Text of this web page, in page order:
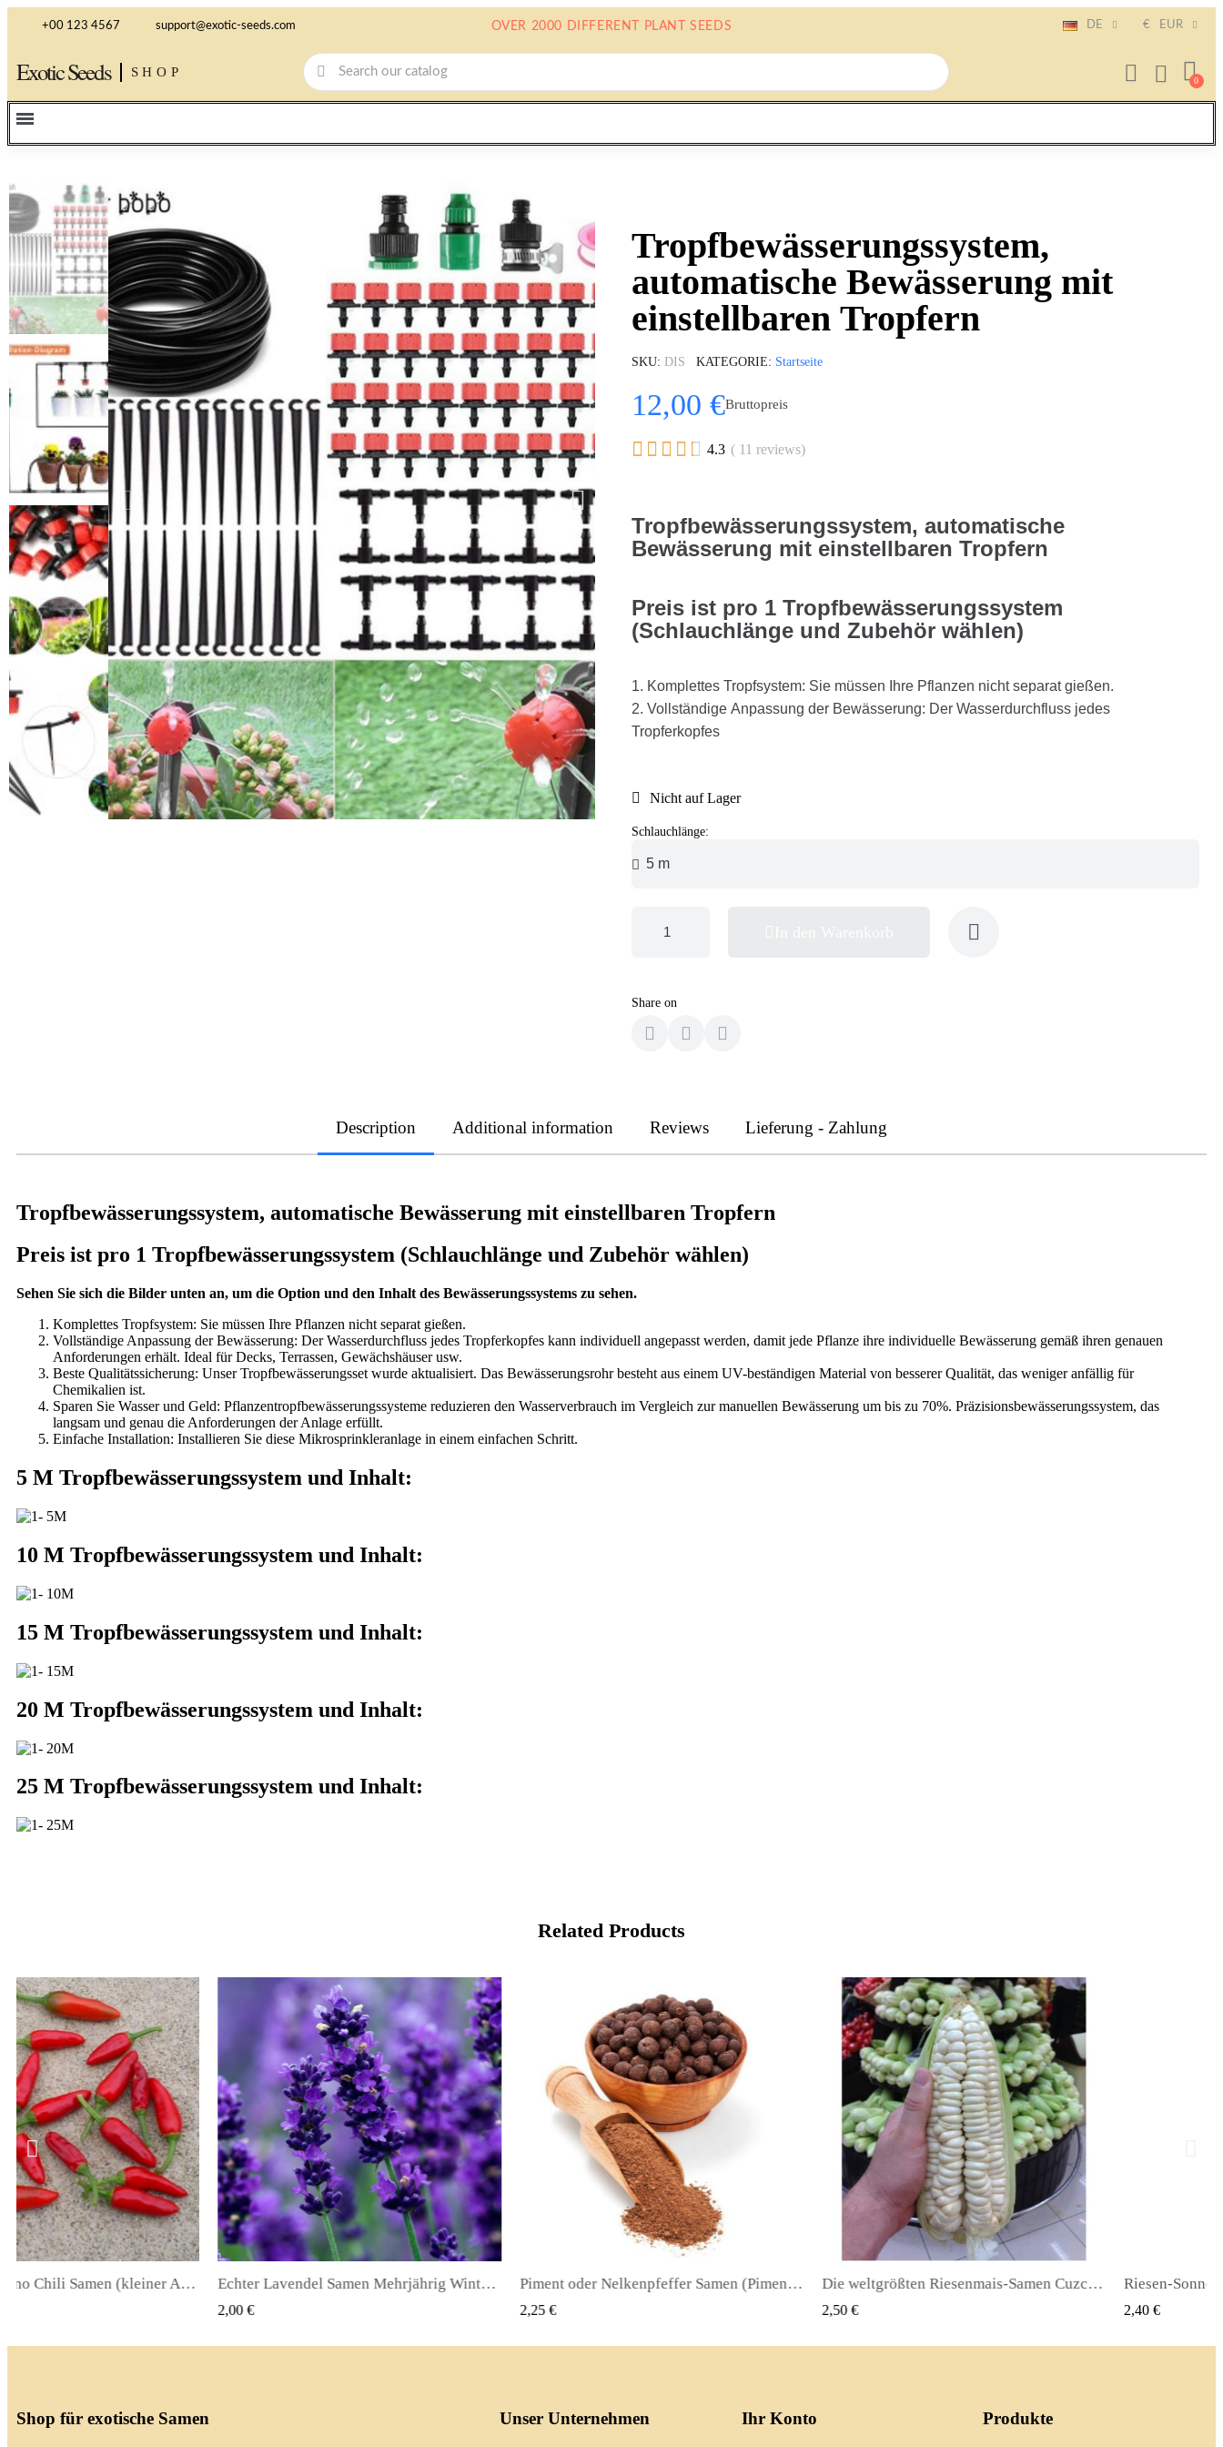
+00 123 4567 support@exotic-seeds.com OVER 2000 DIFFERENT PLANT SEEDS DE € EUR
Exotic Seeds SHOP
Tropfbewässerungssystem,
automatische Bewässerung mit
einstellbaren Tropfern
SKU DIS KATEGORIE Startseite
12,00 €Bruttopreis
     4.3 ( 11 reviews)
Tropfbewässerungssystem, automatische
Bewässerung mit einstellbaren Tropfern
Preis ist pro 1 Tropfbewässerungssystem
(Schlauchlänge und Zubehör wählen)
1. Komplettes Tropfsystem: Sie müssen Ihre Pflanzen nicht separat gießen.
2. Vollständige Anpassung der Bewässerung: Der Wasserdurchfluss jedes
Tropferkopfes
Nicht auf Lager
Schlauchlänge:
Share on
Description Additional information Reviews Lieferung - Zahlung
Tropfbewässerungssystem, automatische Bewässerung mit einstellbaren Tropfern
Preis ist pro 1 Tropfbewässerungssystem (Schlauchlänge und Zubehör wählen)
Sehen Sie sich die Bilder unten an, um die Option und den Inhalt des Bewässerungssystems zu sehen.
Komplettes Tropfsystem: Sie müssen Ihre Pflanzen nicht separat gießen.
Vollständige Anpassung der Bewässerung: Der Wasserdurchfluss jedes Tropferkopfes kann individuell angepasst werden, damit jede Pflanze ihre individuelle Bewässerung gemäß ihren genauen
Anforderungen erhält. Ideal für Decks, Terrassen, Gewächshäuser usw.
Beste Qualitätssicherung: Unser Tropfbewässerungsset wurde aktualisiert. Das Bewässerungsrohr besteht aus einem UV-beständigen Material von besserer Qualität, das weniger anfällig für
Chemikalien ist.
Sparen Sie Wasser und Geld: Pflanzentropfbewässerungssysteme reduzieren den Wasserverbrauch im Vergleich zur manuellen Bewässerung um bis zu 70%. Präzisionsbewässerungssystem, das
langsam und genau die Anforderungen der Anlage erfüllt.
Einfache Installation: Installieren Sie diese Mikrosprinkleranlage in einem einfachen Schritt.
5 M Tropfbewässerungssystem und Inhalt:
10 M Tropfbewässerungssystem und Inhalt:
15 M Tropfbewässerungssystem und Inhalt:
20 M Tropfbewässerungssystem und Inhalt:
25 M Tropfbewässerungssystem und Inhalt:
Related Products
VIEW Pinguita de Mono Chili Samen (kleiner Affenpenis) QUICK VIEW Echter Lavendel Samen Mehrjährig Winterhart bis -20C QUICK VIEW Piment oder Nelkenpfeffer Samen (Pimenta dioica) QUICK VIEW Die weltgrößten Riesenmais-Samen Cuzco - Cusco QUICK
Shop für exotische Samen Unser Unternehmen Ihr Konto Produkte